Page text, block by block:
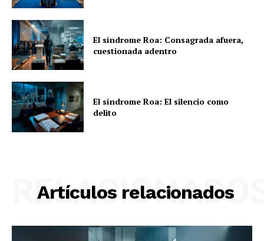
El síndrome Roa: Consagrada afuera,
cuestionada adentro
El síndrome Roa: El silencio como
delito
Artículos relacionados